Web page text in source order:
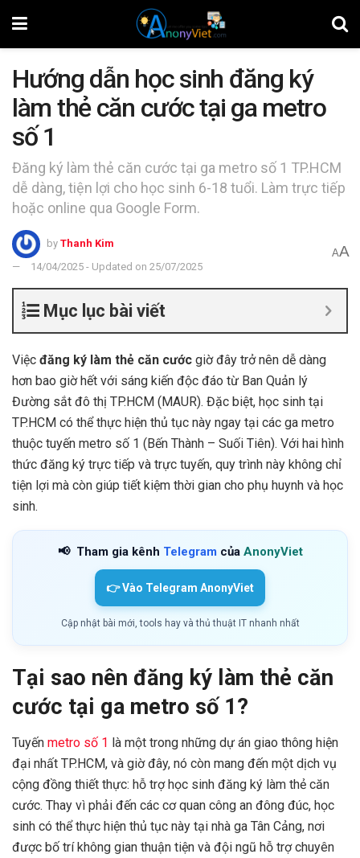
Hướng dẫn học sinh đăng ký
làm thẻ căn cước tại ga metro
số 1
Đăng ký làm thẻ căn cước tại ga metro số 1 TP.HCM
dễ dàng, tiện lợi cho học sinh 6-18 tuổi. Làm trực tiếp
hoặc online qua Google Form.
by Thanh Kim
14/04/2025 - Updated on 25/07/2025
AA
Mục lục bài viết
Việc đăng ký làm thẻ căn cước giờ đây trở nên dễ dàng
hơn bao giờ hết với sáng kiến độc đáo từ Ban Quản lý
Đường sắt đô thị TP.HCM (MAUR). Đặc biệt, học sinh tại
TP.HCM có thể thực hiện thủ tục này ngay tại các ga metro
thuộc tuyến metro số 1 (Bến Thành – Suối Tiên). Với hai hình
thức đăng ký trực tiếp và trực tuyến, quy trình này không chỉ
tiện lợi mà còn giúp tiết kiệm thời gian cho phụ huynh và học
sinh.
📢 Tham gia kênh Telegram của AnonyViet
👉 Vào Telegram AnonyViet
Cập nhật bài mới, tools hay và thủ thuật IT nhanh nhất
Tại sao nên đăng ký làm thẻ căn
cước tại ga metro số 1?
Tuyến metro số 1 là một trong những dự án giao thông hiện
đại nhất TP.HCM, và giờ đây, nó còn mang đến một dịch vụ
cộng đồng thiết thực: hỗ trợ học sinh đăng ký làm thẻ căn
cước. Thay vì phải đến các cơ quan công an đông đúc, học
sinh có thể thực hiện thủ tục này tại nhà ga Tân Cảng, nơi
được bố trí không gian thuận tiện và đội ngũ hỗ trợ chuyên